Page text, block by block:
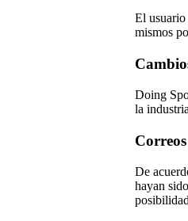
El usuario
mismos
Doing
la
De
hayan